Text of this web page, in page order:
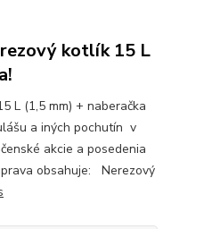
kotlík 15 L
L (1,5 mm) + naberačka
a iných pochutín v
akcie a posedenia
obsahuje: Nerezový